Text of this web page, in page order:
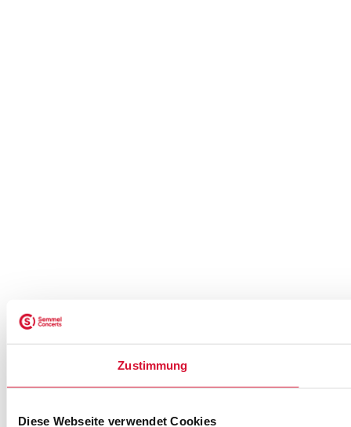
Zustimmung
Diese Webseite verwendet Cookies